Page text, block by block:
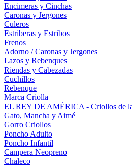
Encimeras y Cinchas
Caronas y Jergones
Culeros
Estriberas y Estribos
Frenos
Adorno / Caronas y Jergones
Lazos y Rebenques
Riendas y Cabezadas
Cuchillos
Rebenque
Marca Criolla
EL REY DE AMÉRICA - Criollos de
Gato, Mancha y Aimé
Gorro Criollos
Poncho Adulto
Poncho Infantil
Campera Neopreno
Chaleco